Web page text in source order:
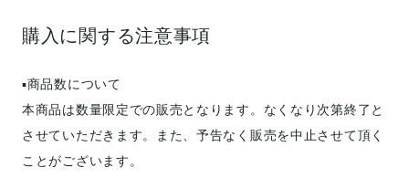
購入に関する注意事項
▪️商品数について
本商品は数量限定での販売となります。なくなり次第終了と
させていただきます。また、予告なく販売を中止させて頂く
ことがございます。